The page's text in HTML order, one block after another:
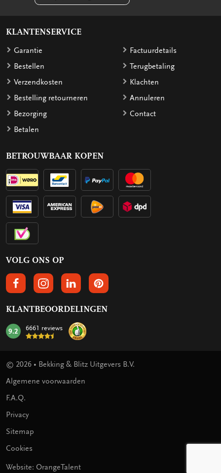
KLANTENSERVICE
Garantie
Bestellen
Verzendkosten
Bestelling retourneren
Bezorging
Betalen
Factuurdetails
Terugbetaling
Klachten
Annuleren
Contact
BETROUWBAAR KOPEN
VOLG ONS OP
VOLGS ONS OP FACEBOOK
VOLG ONS OP INSTAGRAM
VOLG ONS OP LINKEDIN
VOLG ONS OP PINTEREST
KLANTBEOORDELINGEN
mark:
9.2 6661 reviews
© 2026 • Bekking & Blitz Uitgevers B.V.
Algemene voorwaarden
F.A.Q.
Privacy
Sitemap
Cookies
Website: OrangeTalent